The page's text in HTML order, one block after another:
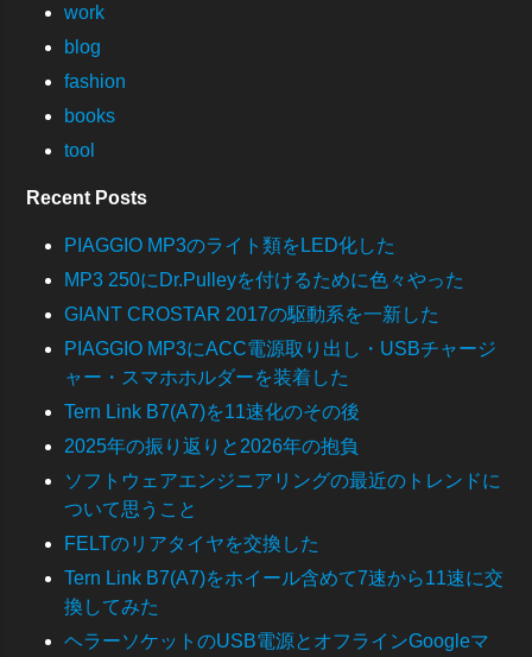
work
blog
fashion
books
tool
Recent Posts
PIAGGIO MP3のライト類をLED化した
MP3 250にDr.Pulleyを付けるために色々やった
GIANT CROSTAR 2017の駆動系を一新した
PIAGGIO MP3にACC電源取り出し・USBチャージ
ャー・スマホホルダーを装着した
Tern Link B7(A7)を11速化のその後
2025年の振り返りと2026年の抱負
ソフトウェアエンジニアリングの最近のトレンドに
ついて思うこと
FELTのリアタイヤを交換した
Tern Link B7(A7)をホイール含めて7速から11速に交
換してみた
ヘラーソケットのUSB電源とオフラインGoogleマ